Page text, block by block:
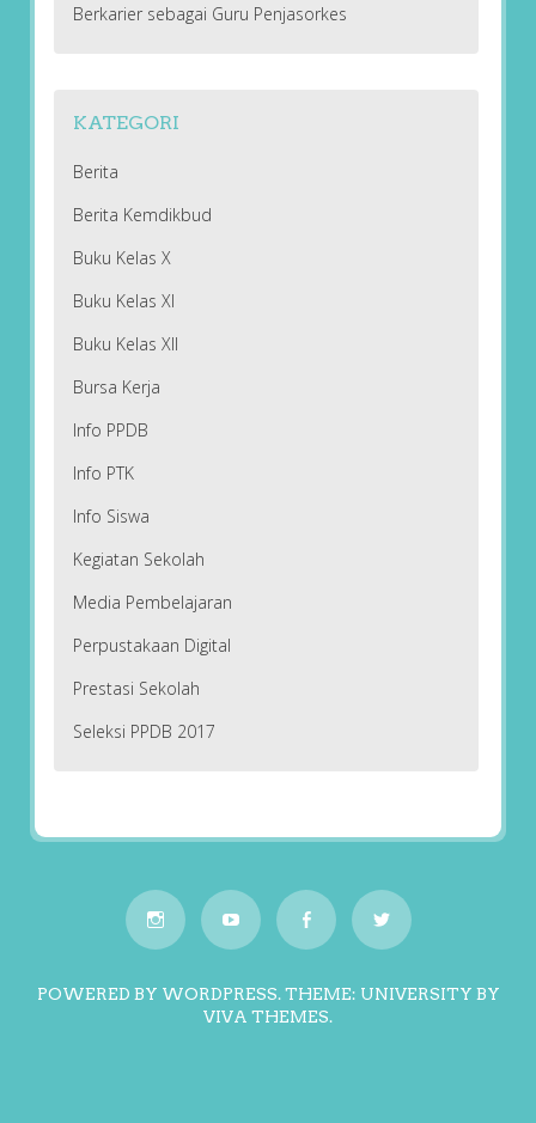
Berkarier sebagai Guru Penjasorkes
KATEGORI
Berita
Berita Kemdikbud
Buku Kelas X
Buku Kelas XI
Buku Kelas XII
Bursa Kerja
Info PPDB
Info PTK
Info Siswa
Kegiatan Sekolah
Media Pembelajaran
Perpustakaan Digital
Prestasi Sekolah
Seleksi PPDB 2017
POWERED BY WORDPRESS.THEME: UNIVERSITY BY
VIVA THEMES.